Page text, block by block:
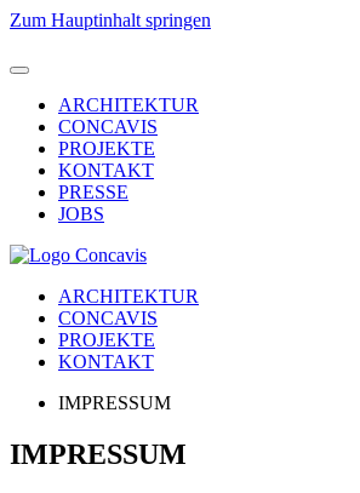
Zum Hauptinhalt springen
ARCHITEKTUR
CONCAVIS
PROJEKTE
KONTAKT
PRESSE
JOBS
ARCHITEKTUR
CONCAVIS
PROJEKTE
KONTAKT
IMPRESSUM
IMPRESSUM